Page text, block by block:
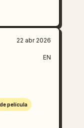
22 abr 2026
EN
película